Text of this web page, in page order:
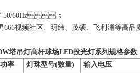
50/60Hz；
666视频社区、明纬、茂硕、飞利浦等
塔吊灯高杆球场LED投光灯系列规格参数
功率 灯珠型号(数量)
输入电压